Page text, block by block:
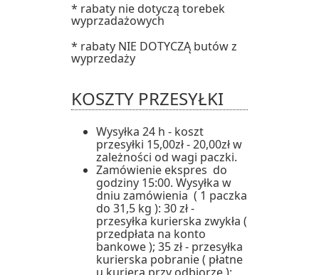
* rabaty nie dotyczą torebek
wyprzadażowych
* rabaty NIE DOTYCZĄ butów z
wyprzedaży
KOSZTY PRZESYŁKI
Wysyłka 24 h - koszt
przesyłki 15,00zł - 20,00zł w
zależności od wagi paczki.
Zamówienie ekspres do
godziny 15:00. Wysyłka w
dniu zamówienia ( 1 paczka
do 31,5 kg ): 30 zł -
przesyłka kurierska zwykła (
przedpłata na konto
bankowe ); 35 zł - przesyłka
kurierska pobranie ( płatne